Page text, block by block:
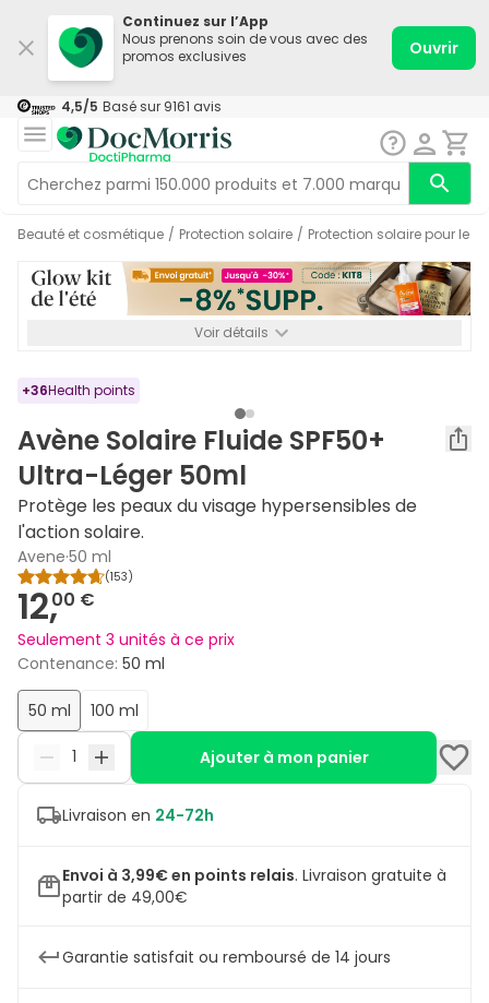
Continuez sur l’App
Nous prenons soin de vous avec des
promos exclusives
Ouvrir
4,5/5 Basé sur 9161 avis
Beauté et cosmétique / Protection solaire / Protection solaire pour le
Voir détails
+36Health points
Avène Solaire Fluide SPF50+
Ultra-Léger 50ml
Protège les peaux du visage hypersensibles de
l'action solaire.
Avene·50 ml
(153)
12,00 €
Seulement 3 unités à ce prix
Contenance: 50 ml
50 ml 100 ml
Ajouter à mon panier
Livraison en 24-72h
Envoi à 3,99€ en points relais. Livraison gratuite à
partir de 49,00€
Garantie satisfait ou remboursé de 14 jours